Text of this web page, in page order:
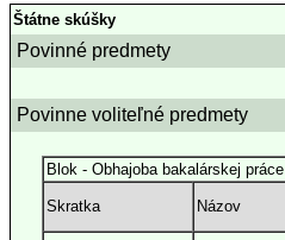
Štátne skúšky
Povinné predmety
Povinne voliteľné predmety
Blok - Obhajoba bakalárskej práce
Skratka Názov